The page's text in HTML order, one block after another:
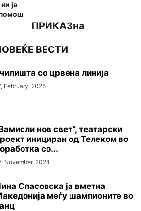
ја
помош
ПРИКАЗна
ВЕСТИ
со црвена линија
February, 2025
нов свет“, театарски
инициран од Телеком во
со...
November, 2024
Спасовска ја вметна
меѓу шампионите во